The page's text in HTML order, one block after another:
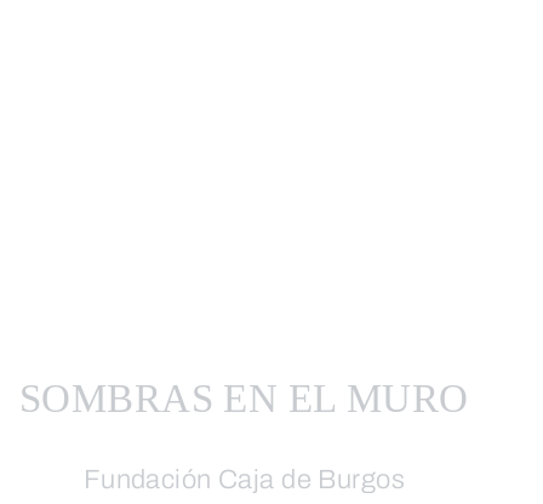
SOMBRAS EN EL MURO
Fundación Caja de Burgos